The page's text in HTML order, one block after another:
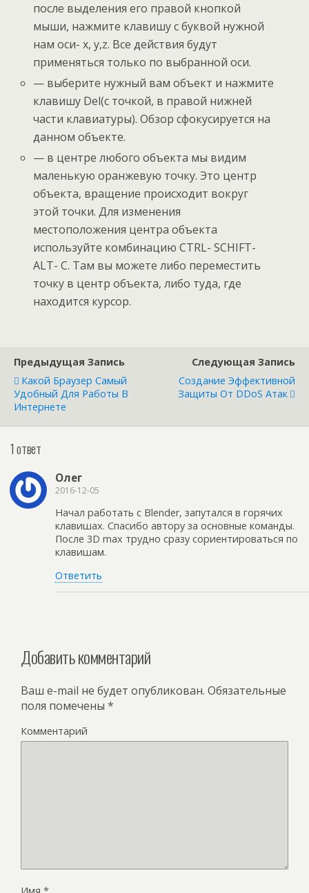
после выделения его правой кнопкой
мыши, нажмите клавишу с буквой нужной
нам оси- x, у,z. Все действия будут
применяться только по выбранной оси.
— выберите нужный вам объект и нажмите
клавишу Del(с точкой, в правой нижней
части клавиатуры). Обзор сфокусируется на
данном объекте.
— в центре любого объекта мы видим
маленькую оранжевую точку. Это центр
объекта, вращение происходит вокруг
этой точки. Для изменения
местоположения центра объекта
используйте комбинацию CTRL- SCHIFT-
ALT- C. Там вы можете либо переместить
точку в центр объекта, либо туда, где
находится курсор.
Предыдущая Запись
Какой Браузер Самый
Удобный Для Работы В
Интернете
Следующая Запись
Создание Эффективной
Защиты От DDoS Атак
1 ответ
Олег
2016-12-05
Начал работать с Blender, запутался в горячих
клавишах. Спасибо автору за основные команды.
После 3D max трудно сразу сориентироваться по
клавишам.
Ответить
Добавить комментарий
Ваш e-mail не будет опубликован. Обязательные
поля помечены *
Комментарий